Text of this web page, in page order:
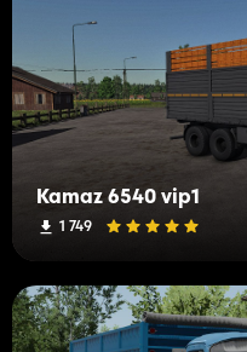
Kamaz 6540 vip1
1 749